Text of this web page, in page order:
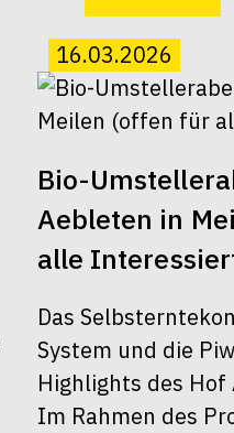
16.03.2026
Bio-
Aebleten in
alle
Das
System und die
Highlights des
Im Rahmen des